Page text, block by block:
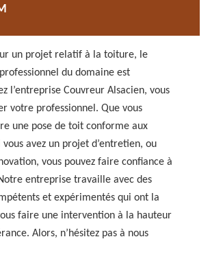
un projet relatif à la toiture, le
du domaine est
l’entreprise Couvreur Alsacien, vous
votre professionnel. Que vous
une pose de toit conforme aux
vous avez un projet d’entretien, ou
vous pouvez faire confiance à
entreprise travaille avec des
et expérimentés qui ont la
faire une intervention à la hauteur
Alors, n’hésitez pas à nous